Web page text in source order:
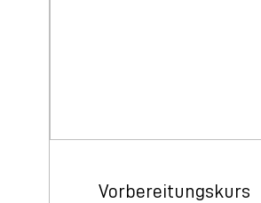
Vorbereitungskurs